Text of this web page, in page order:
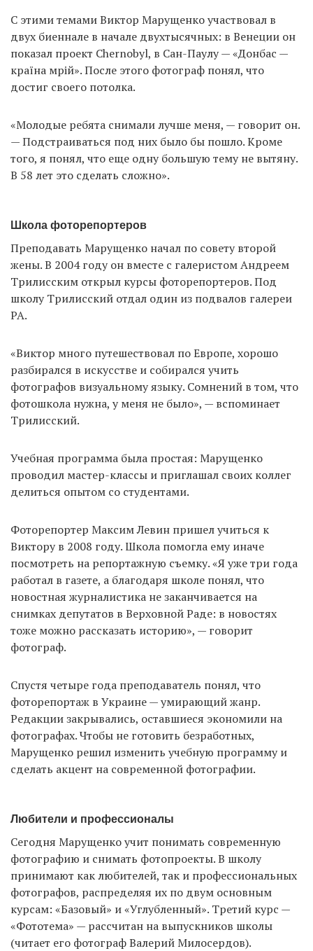
С этими темами Виктор Марущенко участвовал в
двух биеннале в начале двухтысячных: в Венеции он
показал проект Chernobyl, в Сан-Паулу — «Донбас —
країна мрій». После этого фотограф понял, что
достиг своего потолка.
«Молодые ребята снимали лучше меня, — говорит он.
— Подстраиваться под них было бы пошло. Кроме
того, я понял, что еще одну большую тему не вытяну.
В 58 лет это сделать сложно».
Школа фоторепортеров
Преподавать Марущенко начал по совету второй
жены. В 2004 году он вместе с галеристом Андреем
Трилисским открыл курсы фоторепортеров. Под
школу Трилисский отдал один из подвалов галереи
РА.
«Виктор много путешествовал по Европе, хорошо
разбирался в искусстве и собирался учить
фотографов визуальному языку. Сомнений в том, что
фотошкола нужна, у меня не было», — вспоминает
Трилисский.
Учебная программа была простая: Марущенко
проводил мастер-классы и приглашал своих коллег
делиться опытом со студентами.
Фоторепортер Максим Левин пришел учиться к
Виктору в 2008 году. Школа помогла ему иначе
посмотреть на репортажную съемку. «Я уже три года
работал в газете, а благодаря школе понял, что
новостная журналистика не заканчивается на
снимках депутатов в Верховной Раде: в новостях
тоже можно рассказать историю», — говорит
фотограф.
Спустя четыре года преподаватель понял, что
фоторепортаж в Украине — умирающий жанр.
Редакции закрывались, оставшиеся экономили на
фотографах. Чтобы не готовить безработных,
Марущенко решил изменить учебную программу и
сделать акцент на современной фотографии.
Любители и профессионалы
Сегодня Марущенко учит понимать современную
фотографию и снимать фотопроекты. В школу
принимают как любителей, так и профессиональных
фотографов, распределяя их по двум основным
курсам: «Базовый» и «Углубленный». Третий курс —
«Фототема» — рассчитан на выпускников школы
(читает его фотограф Валерий Милосердов).